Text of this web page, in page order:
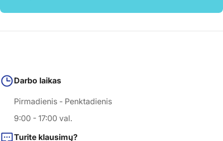
Darbo laikas
Pirmadienis - Penktadienis
9:00 - 17:00 val.
Turite klausimų?